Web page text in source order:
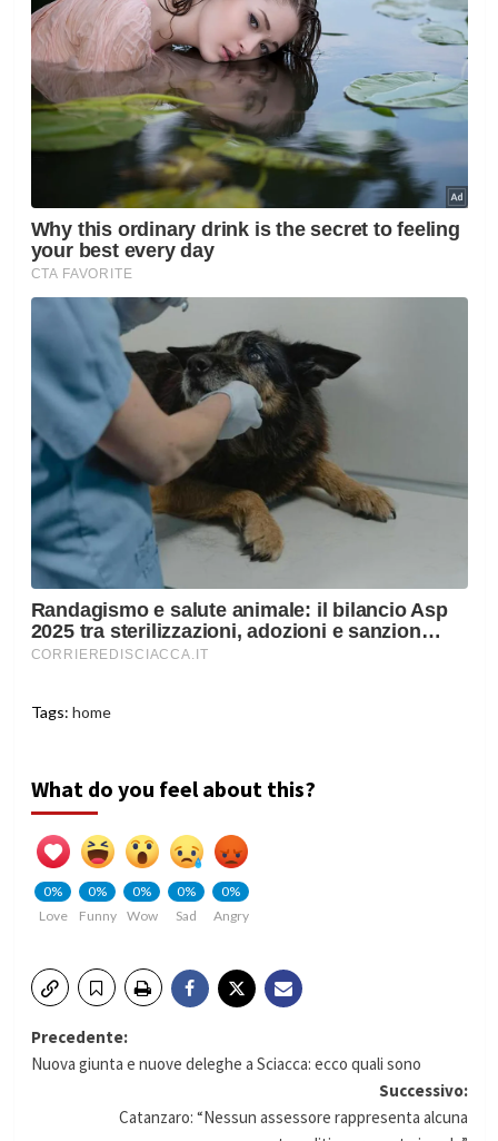
Tags: home
What do you feel about this?
0%
Love
0%
Funny
0%
Wow
0%
Sad
0%
Angry
Navigazione
articolo
Precedente:
Nuova giunta e nuove deleghe a Sciacca: ecco quali sono
Successivo:
Catanzaro: “Nessun assessore rappresenta alcuna